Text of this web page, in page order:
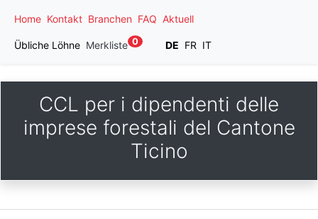
Home Kontakt Branchen FAQ Aktuell
Übliche Löhne Merkliste 0 DE FR IT
CCL per i dipendenti delle
imprese forestali del Cantone
Ticino